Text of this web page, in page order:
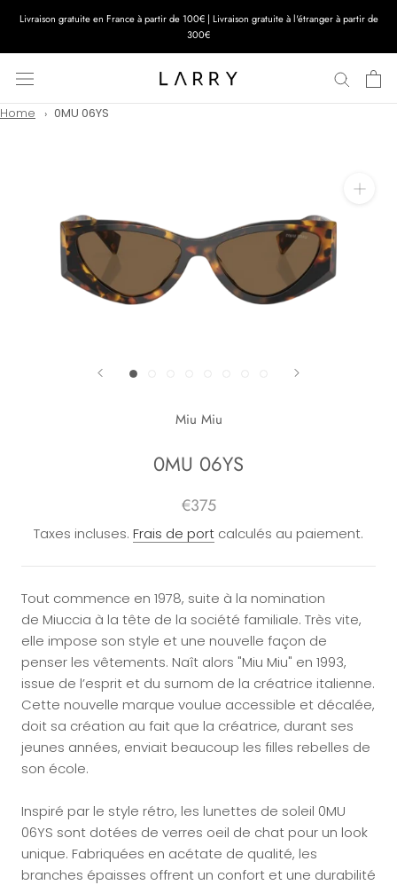
contenu
Livraison gratuite en France à partir de 100€ | Livraison gratuite à l'étranger à partir de
300€
Home 0MU 06YS
Miu Miu
0MU 06YS
€375
Taxes incluses. Frais de port calculés au paiement.
Tout commence en 1978, suite à la nomination
de Miuccia à la tête de la société familiale. Très vite,
elle impose son style et une nouvelle façon de
penser les vêtements. Naît alors "Miu Miu" en 1993,
issue de l’esprit et du surnom de la créatrice italienne.
Cette nouvelle marque voulue accessible et décalée,
doit sa création au fait que la créatrice, durant ses
jeunes années, enviait beaucoup les filles rebelles de
son école.
Inspiré par le style rétro, les lunettes de soleil 0MU
06YS sont dotées de verres oeil de chat pour un look
unique. Fabriquées en acétate de qualité, les
branches épaisses offrent un confort et une durabilité